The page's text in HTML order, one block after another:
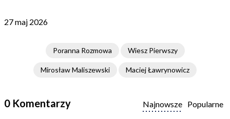
27 maj 2026
Poranna Rozmowa Wiesz Pierwszy
Mirosław Maliszewski Maciej Ławrynowicz
0 Komentarzy Popularne
Najnowsze